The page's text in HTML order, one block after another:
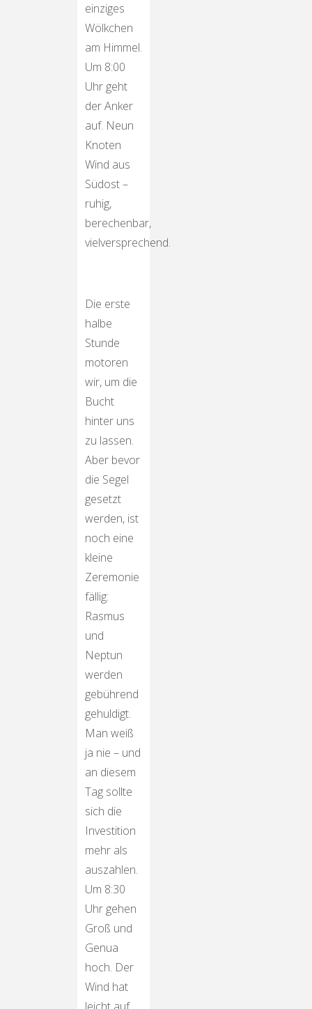
einziges
Wölkchen
am Himmel.
Um 8:00
Uhr geht
der Anker
auf. Neun
Knoten
Wind aus
Südost –
ruhig,
berechenbar,
vielversprechend.
Die erste
halbe
Stunde
motoren
wir, um die
Bucht
hinter uns
zu lassen.
Aber bevor
die Segel
gesetzt
werden, ist
noch eine
kleine
Zeremonie
fällig:
Rasmus
und
Neptun
werden
gebührend
gehuldigt.
Man weiß
ja nie – und
an diesem
Tag sollte
sich die
Investition
mehr als
auszahlen.
Um 8:30
Uhr gehen
Groß und
Genua
hoch. Der
Wind hat